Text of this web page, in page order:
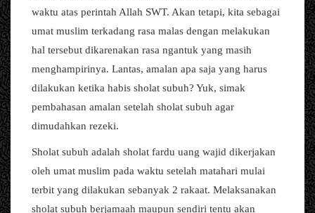
waktu atas perintah Allah SWT. Akan tetapi, kita sebagai
umat muslim terkadang rasa malas dengan melakukan
hal tersebut dikarenakan rasa ngantuk yang masih
menghampirinya. Lantas, amalan apa saja yang harus
dilakukan ketika habis sholat subuh? Yuk, simak
pembahasan amalan setelah sholat subuh agar
dimudahkan rezeki.
Sholat subuh adalah sholat fardu uang wajid dikerjakan
oleh umat muslim pada waktu setelah matahari mulai
terbit yang dilakukan sebanyak 2 rakaat. Melaksanakan
sholat subuh berjamaah maupun sendiri tentu akan